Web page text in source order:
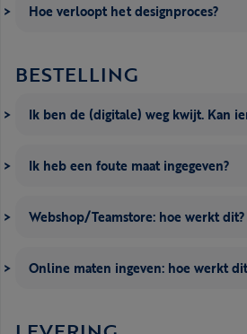
Hoe verloopt het designproces?
BESTELLING
Ik ben de (digitale) weg kwijt. Kan
Ik heb een foute maat ingegeven?
Webshop/Teamstore: hoe werkt dit?
Online maten ingeven: hoe werkt